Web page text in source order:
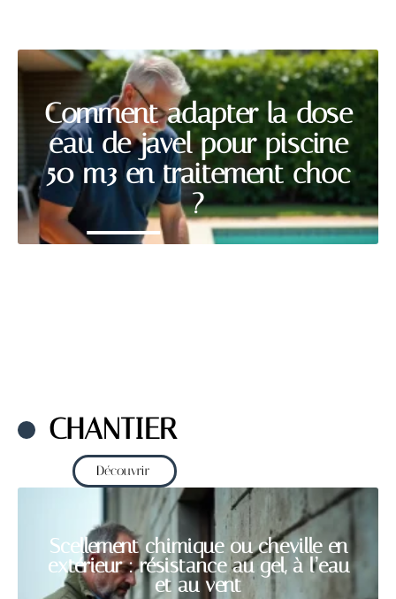
Comment adapter la dose
eau de javel pour piscine
50 m3 en traitement choc
?
CHANTIER
Découvrir
Scellement chimique ou cheville en
extérieur : résistance au gel, à l’eau
et au vent